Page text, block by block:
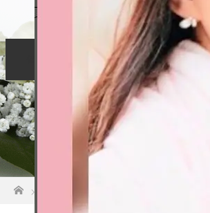
リーダー育成
お客様の声